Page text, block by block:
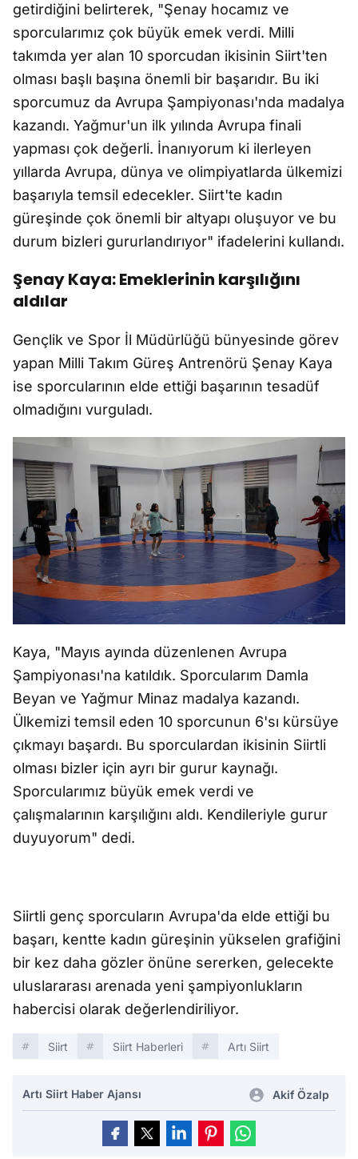
getirdiğini belirterek, "Şenay hocamız ve
sporcularımız çok büyük emek verdi. Milli
takımda yer alan 10 sporcudan ikisinin Siirt'ten
olması başlı başına önemli bir başarıdır. Bu iki
sporcumuz da Avrupa Şampiyonası'nda madalya
kazandı. Yağmur'un ilk yılında Avrupa finali
yapması çok değerli. İnanıyorum ki ilerleyen
yıllarda Avrupa, dünya ve olimpiyatlarda ülkemizi
başarıyla temsil edecekler. Siirt'te kadın
güreşinde çok önemli bir altyapı oluşuyor ve bu
durum bizleri gururlandırıyor" ifadelerini kullandı.
Şenay Kaya: Emeklerinin karşılığını
aldılar
Gençlik ve Spor İl Müdürlüğü bünyesinde görev
yapan Milli Takım Güreş Antrenörü Şenay Kaya
ise sporcularının elde ettiği başarının tesadüf
olmadığını vurguladı.
Kaya, "Mayıs ayında düzenlenen Avrupa
Şampiyonası'na katıldık. Sporcularım Damla
Beyan ve Yağmur Minaz madalya kazandı.
Ülkemizi temsil eden 10 sporcunun 6'sı kürsüye
çıkmayı başardı. Bu sporculardan ikisinin Siirtli
olması bizler için ayrı bir gurur kaynağı.
Sporcularımız büyük emek verdi ve
çalışmalarının karşılığını aldı. Kendileriyle gurur
duyuyorum" dedi.
Siirtli genç sporcuların Avrupa'da elde ettiği bu
başarı, kentte kadın güreşinin yükselen grafiğini
bir kez daha gözler önüne sererken, gelecekte
uluslararası arenada yeni şampiyonlukların
habercisi olarak değerlendiriliyor.
Siirt Siirt Haberleri Artı Siirt
Artı Siirt Haber Ajansı Akif Özalp